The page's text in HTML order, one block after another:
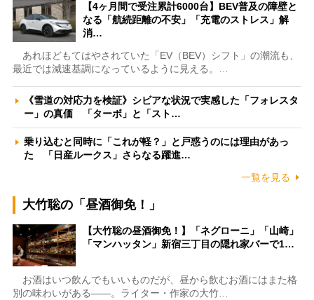
【4ヶ月間で受注累計6000台】BEV普及の障壁と
なる「航続距離の不安」「充電のストレス」解
消…
あれほどもてはやされていた「EV（BEV）シフト」の潮流も、
最近では減速基調になっているように見える。…
《雪道の対応力を検証》シビアな状況で実感した「フォレスタ
ー」の真価 「ターボ」と「スト…
乗り込むと同時に「これが軽？」と戸惑うのには理由があっ
た 「日産ルークス」さらなる躍進…
一覧を見る
大竹聡の「昼酒御免！」
【大竹聡の昼酒御免！】「ネグローニ」「山崎」
「マンハッタン」新宿三丁目の隠れ家バーで1…
お酒はいつ飲んでもいいものだが、昼から飲むお酒にはまた格
別の味わいがある――。ライター・作家の大竹…